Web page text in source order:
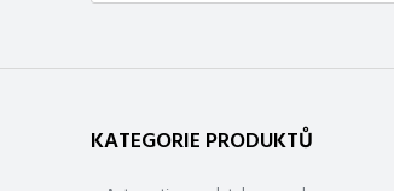
KATEGORIE PRODUKTŮ